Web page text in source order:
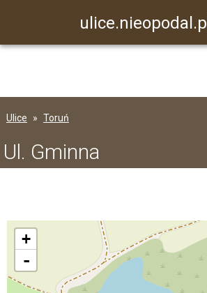
ulice.nieopodal.pl
Ulice Toruń
Ul. Gminna
+
-